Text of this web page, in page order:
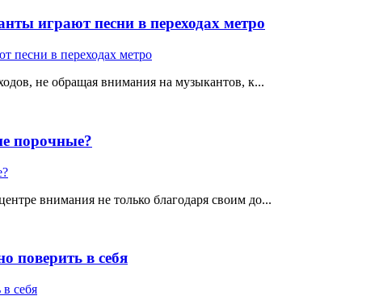
играют песни в переходах метро
не обращая внимания на музыкантов, к...
порочные?
внимания не только благодаря своим до...
поверить в себя